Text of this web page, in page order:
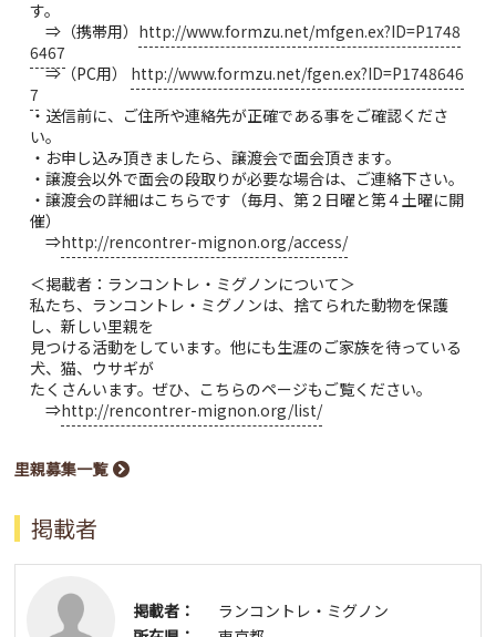
す。
⇒（携帯用） http://www.formzu.net/mfgen.ex?ID=P1748
6467
⇒（PC用） http://www.formzu.net/fgen.ex?ID=P1748646
7
・送信前に、ご住所や連絡先が正確である事をご確認くださ
い。
・お申し込み頂きましたら、譲渡会で面会頂きます。
・譲渡会以外で面会の段取りが必要な場合は、ご連絡下さい。
・譲渡会の詳細はこちらです（毎月、第２日曜と第４土曜に開
催）
⇒http://rencontrer-mignon.org/access/
＜掲載者：ランコントレ・ミグノンについて＞
私たち、ランコントレ・ミグノンは、捨てられた動物を保護
し、新しい里親を
見つける活動をしています。他にも生涯のご家族を待っている
犬、猫、ウサギが
たくさんいます。ぜひ、こちらのページもご覧ください。
⇒http://rencontrer-mignon.org/list/
里親募集一覧
掲載者
掲載者：
ランコントレ・ミグノン